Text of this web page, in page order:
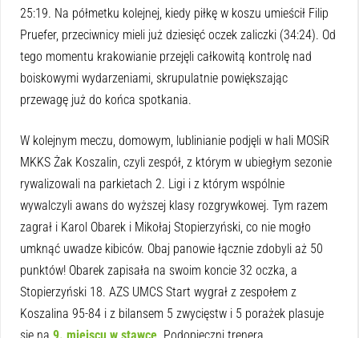
25:19. Na półmetku kolejnej, kiedy piłkę w koszu umieścił Filip
Pruefer, przeciwnicy mieli już dziesięć oczek zaliczki (34:24). Od
tego momentu krakowianie przejęli całkowitą kontrolę nad
boiskowymi wydarzeniami, skrupulatnie powiększając
przewagę już do końca spotkania.
W kolejnym meczu, domowym, lublinianie podjęli w hali MOSiR
MKKS Żak Koszalin, czyli zespół, z którym w ubiegłym sezonie
rywalizowali na parkietach 2. Ligi i z którym wspólnie
wywalczyli awans do wyższej klasy rozgrywkowej. Tym razem
zagrał i Karol Obarek i Mikołaj Stopierzyński, co nie mogło
umknąć uwadze kibiców. Obaj panowie łącznie zdobyli aż 50
punktów! Obarek zapisała na swoim koncie 32 oczka, a
Stopierzyński 18. AZS UMCS Start wygrał z zespołem z
Koszalina 95-84 i z bilansem 5 zwycięstw i 5 porażek plasuje
się na 9. miejscu w stawce. Podopieczni trenera